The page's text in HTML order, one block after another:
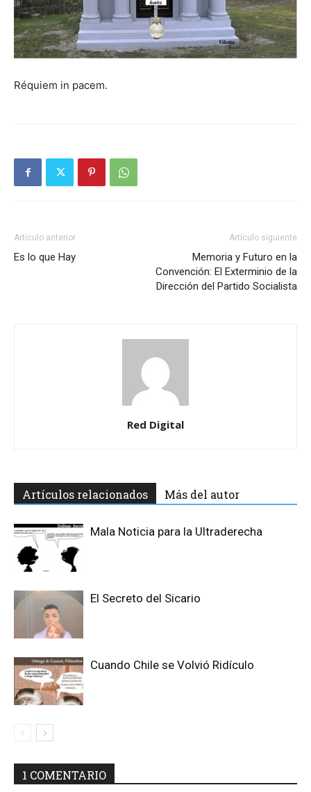
Réquiem in pacem.
Artículo anterior
Es lo que Hay
Artículo siguiente
Memoria y Futuro en la
Convención: El Exterminio de la
Dirección del Partido Socialista
Red Digital
Artículos relacionados Más del autor
Mala Noticia para la Ultraderecha
El Secreto del Sicario
Cuando Chile se Volvió Ridículo
1 COMENTARIO